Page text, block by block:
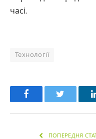
часі.
Технології
Facebook
ПОПЕРЕДНЯ